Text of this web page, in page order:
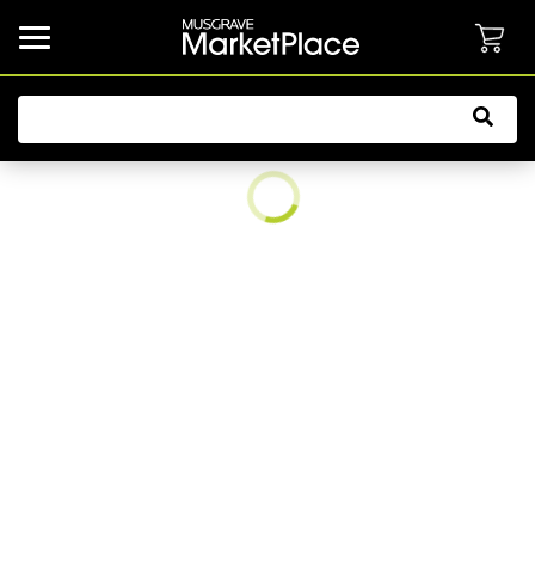
common.button.navbarCollapsed.text